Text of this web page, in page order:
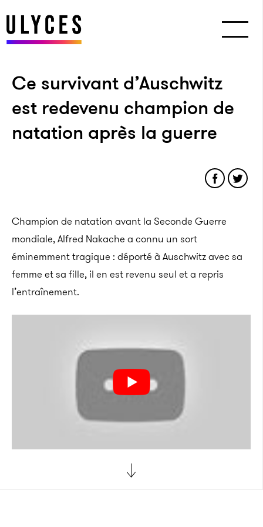
Ce survivant d’Auschwitz
est redevenu champion de
natation après la guerre
Champion de natation avant la Seconde Guerre
mondiale, Alfred Nakache a connu un sort
éminemment tragique : déporté à Auschwitz avec sa
femme et sa fille, il en est revenu seul et a repris
l’entraînement.